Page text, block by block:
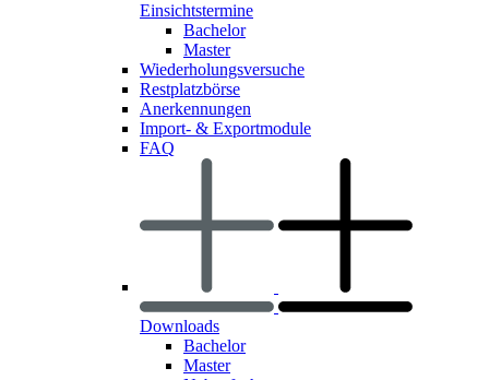
Einsichtstermine
Bachelor
Master
Wiederholungsversuche
Restplatzbörse
Anerkennungen
Import- & Exportmodule
FAQ
Downloads
Bachelor
Master